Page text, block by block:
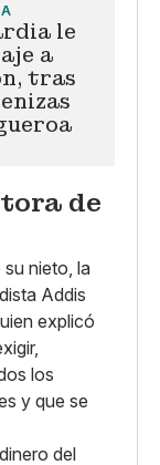
le
a
tras
de
nieto, la
Addis
explicó
los
y que se
del